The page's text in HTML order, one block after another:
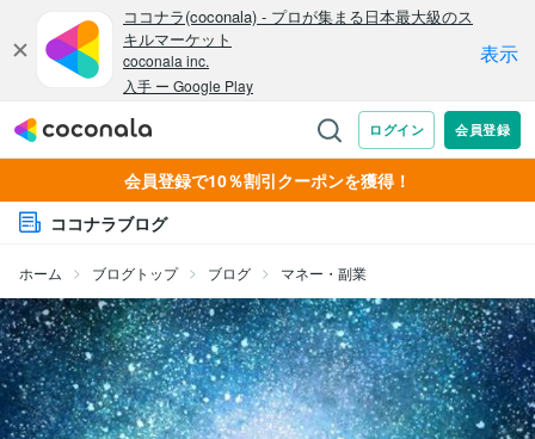
会員登録で10％割引クーポンを獲得！
ココナラブログ
ホーム ブログトップ ブログ マネー・副業